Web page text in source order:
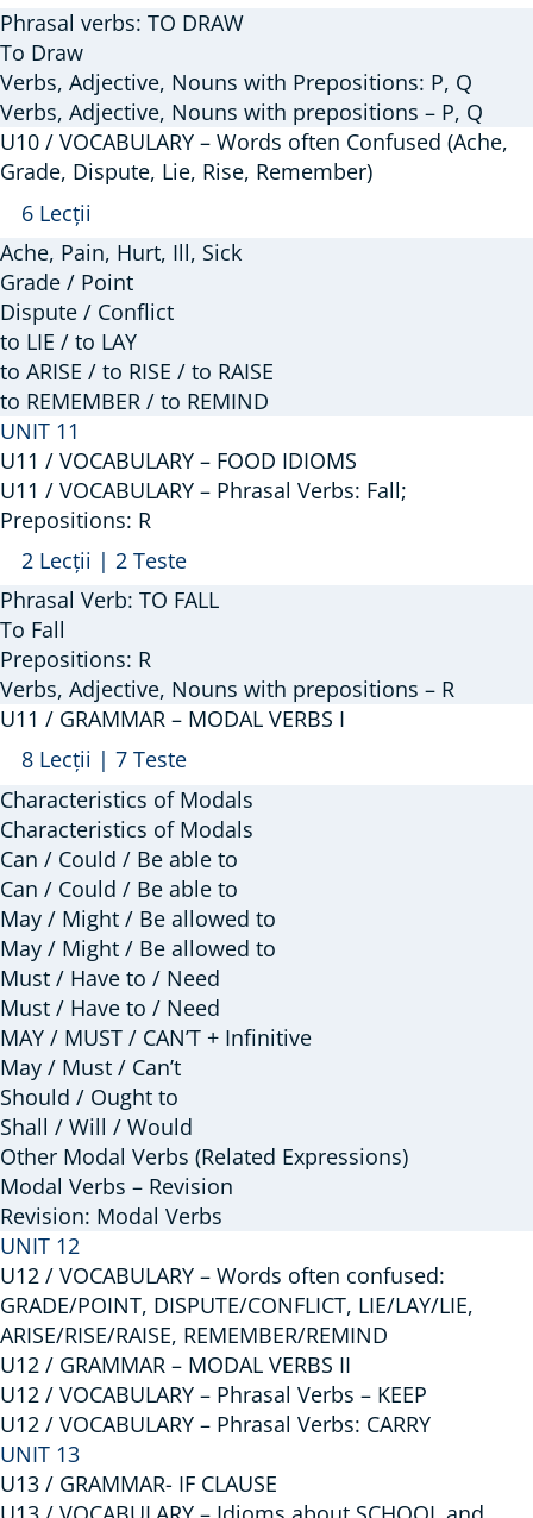
/
VOCABULARY
–
Phrasal
Verbs:
Draw;
Prepositions:
P,
Q
Phrasal verbs: TO DRAW
To Draw
Verbs, Adjective, Nouns with Prepositions: P, Q
Verbs, Adjective, Nouns with prepositions – P, Q
U10 / VOCABULARY – Words often Confused (Ache,
Grade, Dispute, Lie, Rise, Remember)
Arată
U10
/
VOCABULARY
–
Words
often
Confused
(Ache,
Grade,
Dispute,
Rise,
Remember)
6 Lecții
Ache, Pain, Hurt, Ill, Sick
Grade / Point
Dispute / Conflict
to LIE / to LAY
to ARISE / to RISE / to RAISE
to REMEMBER / to REMIND
UNIT 11
U11 / VOCABULARY – FOOD IDIOMS
U11 / VOCABULARY – Phrasal Verbs: Fall;
Prepositions: R
Arată
U11
/
VOCABULARY
–
Phrasal
Verbs:
Fall;
Prepositions:
R
2 Lecții | 2 Teste
Phrasal Verb: TO FALL
To Fall
Prepositions: R
Verbs, Adjective, Nouns with prepositions – R
U11 / GRAMMAR – MODAL VERBS I
Arată
U11
/
GRAMMAR
–
MODAL
VERBS
I
8 Lecții | 7 Teste
Characteristics of Modals
Characteristics of Modals
Can / Could / Be able to
Can / Could / Be able to
May / Might / Be allowed to
May / Might / Be allowed to
Must / Have to / Need
Must / Have to / Need
MAY / MUST / CAN’T + Infinitive
May / Must / Can’t
Should / Ought to
Shall / Will / Would
Other Modal Verbs (Related Expressions)
Modal Verbs – Revision
Revision: Modal Verbs
UNIT 12
U12 / VOCABULARY – Words often confused:
GRADE/POINT, DISPUTE/CONFLICT, LIE/LAY/LIE,
ARISE/RISE/RAISE, REMEMBER/REMIND
U12 / GRAMMAR – MODAL VERBS II
U12 / VOCABULARY – Phrasal Verbs – KEEP
U12 / VOCABULARY – Phrasal Verbs: CARRY
UNIT 13
U13 / GRAMMAR- IF CLAUSE